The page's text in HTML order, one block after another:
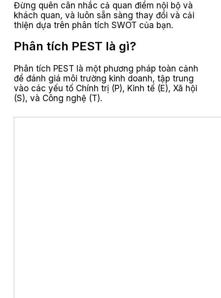
Đừng quên cân nhắc cả quan điểm nội bộ và
khách quan, và luôn sẵn sàng thay đổi và cải
thiện dựa trên phân tích SWOT của bạn.
Phân tích PEST là gì?
Phân tích PEST là một phương pháp toàn cảnh
để đánh giá môi trường kinh doanh, tập trung
vào các yếu tố Chính trị (P), Kinh tế (E), Xã hội
(S), và Công nghệ (T).